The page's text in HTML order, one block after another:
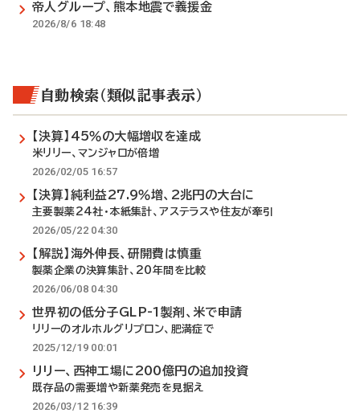
帝人グループ、熊本地震で義援金
2026/8/6 18:48
自動検索（類似記事表示）
【決算】45％の大幅増収を達成
米リリー、マンジャロが倍増
2026/02/05 16:57
【決算】純利益27.9％増、2兆円の大台に
主要製薬24社・本紙集計、アステラスや住友が牽引
2026/05/22 04:30
【解説】海外伸長、研開費は慎重
製薬企業の決算集計、20年間を比較
2026/06/08 04:30
世界初の低分子GLP-1製剤、米で申請
リリーのオルホルグリプロン、肥満症で
2025/12/19 00:01
リリー、西神工場に200億円の追加投資
既存品の需要増や新薬発売を見据え
2026/03/12 16:39